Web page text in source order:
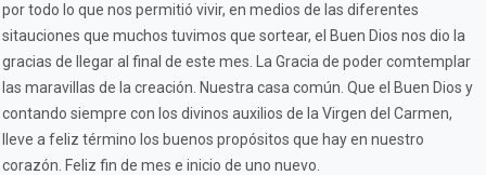
por todo lo que nos permitió vivir, en medios de las diferentes
sitauciones que muchos tuvimos que sortear, el Buen Dios nos dio la
gracias de llegar al final de este mes. La Gracia de poder comtemplar
las maravillas de la creación. Nuestra casa común. Que el Buen Dios y
contando siempre con los divinos auxilios de la Virgen del Carmen,
lleve a feliz término los buenos propósitos que hay en nuestro
corazón. Feliz fin de mes e inicio de uno nuevo.